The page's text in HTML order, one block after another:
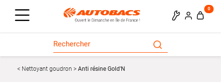
0
Nettoyant goudron Anti résine Gold'N